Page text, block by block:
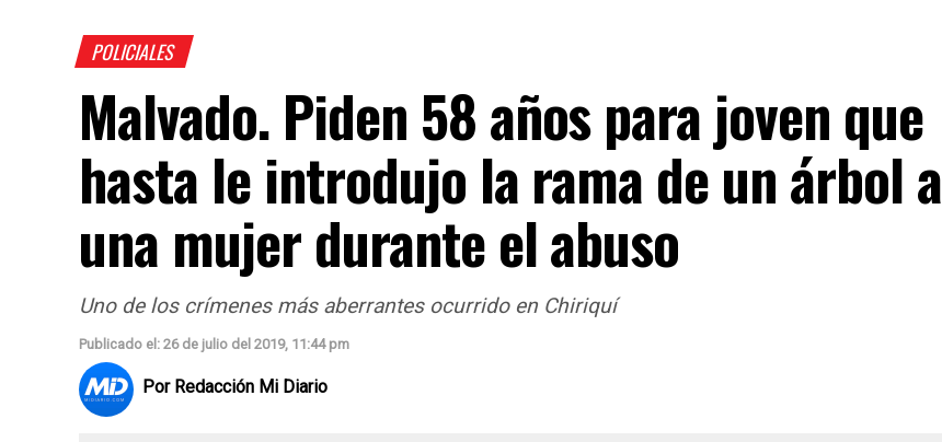
POLICIALES
Malvado. Piden 58 años para joven que
hasta le introdujo la rama de un árbol a
una mujer durante el abuso
Uno de los crímenes más aberrantes ocurrido en Chiriquí
Publicado el: 26 de julio del 2019, 11:44 pm
Por Redacción Mi Diario